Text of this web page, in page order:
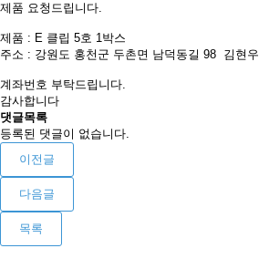
제품 요청드립니다.
제품 : E 클립 5호 1박스
주소 : 강원도 홍천군 두촌면 남덕동길 98 김현우
계좌번호 부탁드립니다.
감사합니다
댓글목록
등록된 댓글이 없습니다.
이전글
다음글
목록